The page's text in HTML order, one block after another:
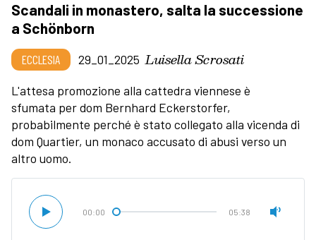
Scandali in monastero, salta la successione
a Schönborn
ECCLESIA 29_01_2025 Luisella Scrosati
L'attesa promozione alla cattedra viennese è
sfumata per dom Bernhard Eckerstorfer,
probabilmente perché è stato collegato alla vicenda di
dom Quartier, un monaco accusato di abusi verso un
altro uomo.
00:00 05:38